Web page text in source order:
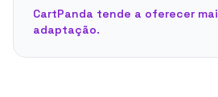
CartPanda tende a oferecer
adaptação.